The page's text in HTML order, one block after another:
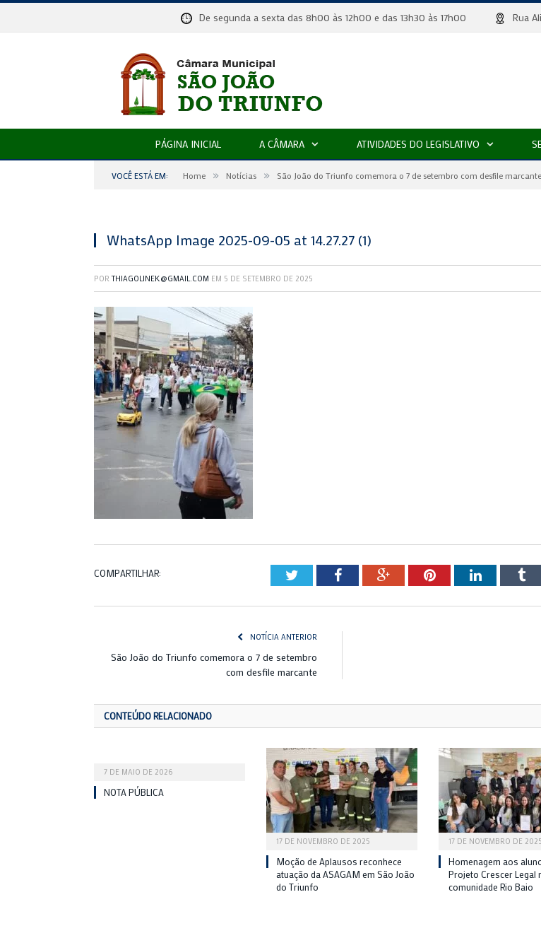
De segunda a sexta das 8h00 às 12h00 e das 13h30 às 17h00 Rua
PÁGINA INICIAL A CÂMARA ATIVIDADES DO LEGISLATIVO
VOCÊ ESTÁ EM: Home » Notícias » São João do Triunfo comemora o 7 de setembro com desfile marcante
WhatsApp Image 2025-09-05 at 14.27.27 (1)
PORTHIAGOLINEK@GMAIL.COM EM 5 DE SETEMBRO DE 2025
COMPARTILHAR: TwitterFacebookGoogle+PinterestLinkedIn
NOTÍCIA ANTERIOR
São João do Triunfo comemora o 7 de setembro
com desfile marcante
CONTEÚDO RELACIONADO
7 DE MAIO DE 2026
NOTA PÚBLICA
17 DE NOVEMBRO DE 2025
Moção de Aplausos reconhece
atuação da ASAGAM em São João
do Triunfo
17 DE NOVEMBRO DE 2025
Homenagem aos
Projeto Crescer Legal
comunidade Rio Baio